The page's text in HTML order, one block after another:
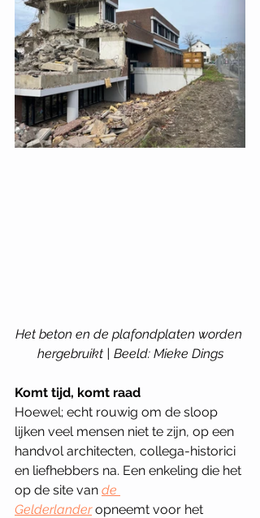
Het beton en de plafondplaten worden
hergebruikt | Beeld: Mieke Dings
Komt tijd, komt raad
Hoewel; echt rouwig om de sloop
lijken veel mensen niet te zijn, op een
handvol architecten, collega-historici
en liefhebbers na. Een enkeling die het
op de site van de
Gelderlander opneemt voor het